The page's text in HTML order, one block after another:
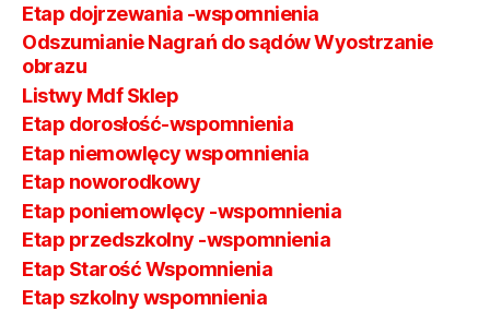
Etap dojrzewania -wspomnienia
Odszumianie Nagrań do sądów Wyostrzanie
obrazu
Listwy Mdf Sklep
Etap dorosłość-wspomnienia
Etap niemowlęcy wspomnienia
Etap noworodkowy
Etap poniemowlęcy -wspomnienia
Etap przedszkolny -wspomnienia
Etap Starość Wspomnienia
Etap szkolny wspomnienia